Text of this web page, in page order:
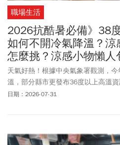
職場生活
2026抗酷暑必備》38
如何不開冷氣降溫？
怎麼挑？涼感小物懶人
天氣好熱！根據中央氣象署觀測，
溫，部分縣市更發布36度以上高溫
上的極端高溫，連續幾天酷熱天氣令
涼感枕頭、涼感衛生棉等生活用品
日期：2026-07-31